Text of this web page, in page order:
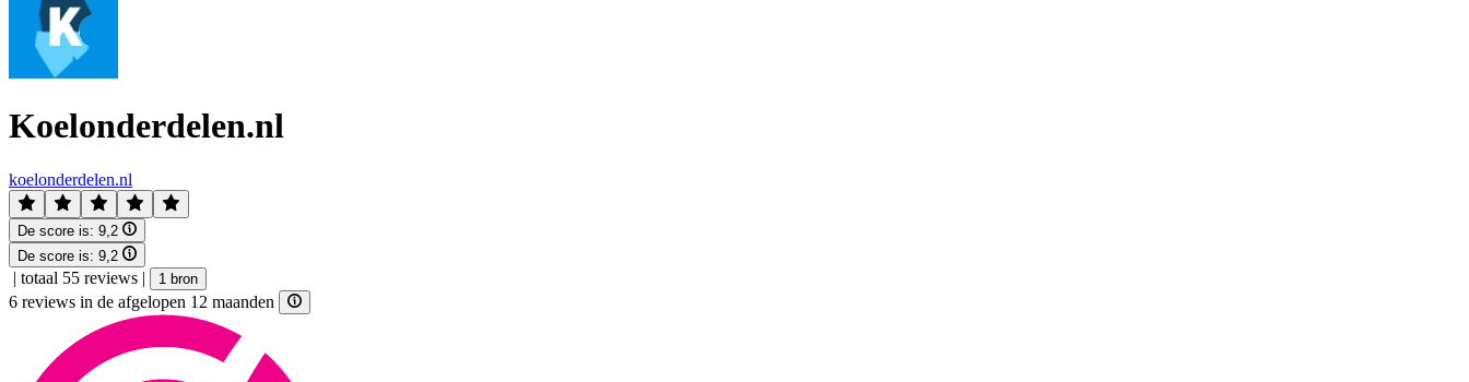
Koelonderdelen.nl
koelonderdelen.nl
De score is: 9,2
De score is: 9,2
| totaal 55 reviews | 1 bron
6 reviews in de afgelopen 12 maanden